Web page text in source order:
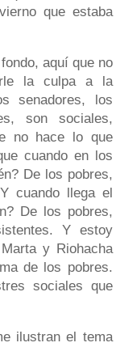
que estaba
aquí que no
la culpa a la
senadores, los
son sociales,
no hace lo que
cuando en los
De los pobres,
cuando llega el
De los pobres,
Y estoy
y Riohacha
de los pobres.
sociales que
ilustran el tema